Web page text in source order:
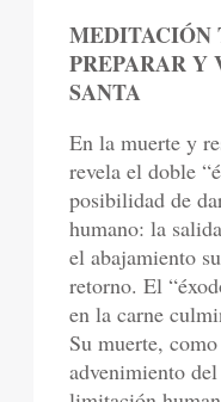
MEDITACIÓN
PREPARAR
SANTA
En la muerte y
revela el doble
posibilidad de
humano: la
el abajamiento
retorno. El
en la carne
Su muerte,
advenimiento